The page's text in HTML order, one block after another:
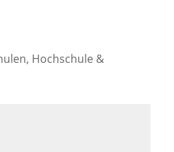
Hochschule &